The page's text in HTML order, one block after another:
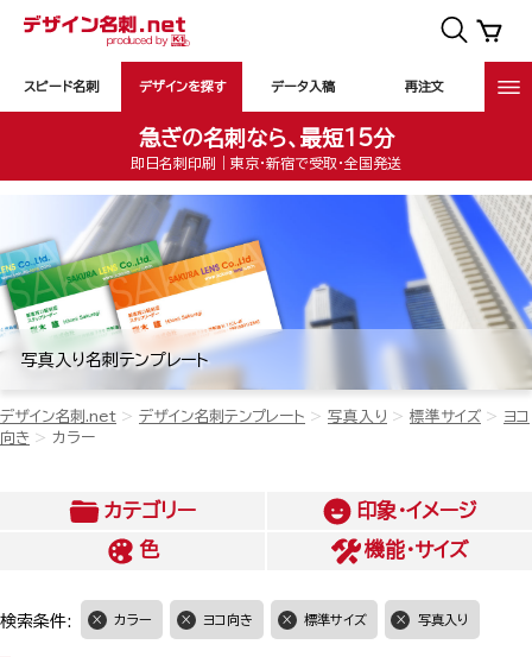
スピード名刺 デザインを探す データ入稿 再注文
急ぎの名刺なら、最短15分
即日名刺印刷｜東京・新宿で受取・全国発送
写真入り名刺テンプレート
デザイン名刺.net デザイン名刺テンプレート 写真入り 標準サイズ
ヨコ
向き
カラー
カテゴリー
印象・イメージ
色
機能・サイズ
検索条件: カラー ヨコ向き 標準サイズ 写真入り